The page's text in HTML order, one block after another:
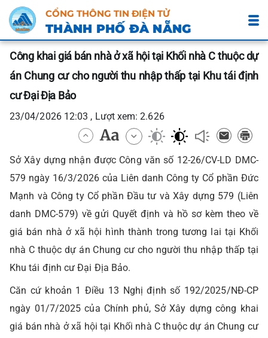
CỔNG THÔNG TIN ĐIỆN TỬ
THÀNH PHỐ ĐÀ NẴNG
Công khai giá bán nhà ở xã hội tại Khối nhà C thuộc dự
án Chung cư cho người thu nhập thấp tại Khu tái định
cư Đại Địa Bảo
23/04/2026 12:03 , Lượt xem: 2.626
Sở Xây dựng nhận được Công văn số 12-26/CV-LD DMC-
579 ngày 16/3/2026 của Liên danh Công ty Cổ phần Đức
Mạnh và Công ty Cổ phần Đầu tư và Xây dựng 579 (Liên
danh DMC-579) về gửi Quyết định và hồ sơ kèm theo về
giá bán nhà ở xã hội hình thành trong tương lai tại Khối
nhà C thuộc dự án Chung cư cho người thu nhập thấp tại
Khu tái định cư Đại Địa Bảo.
Căn cứ khoản 1 Điều 13 Nghị định số 192/2025/NĐ-CP
ngày 01/7/2025 của Chính phủ, Sở Xây dựng công khai
giá bán nhà ở xã hội tại Khối nhà C thuộc dự án Chung cư